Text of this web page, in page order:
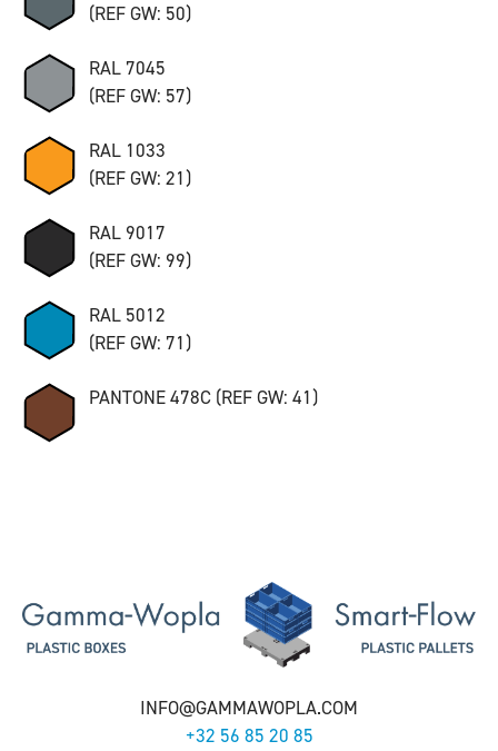
(REF GW: 50)
RAL 7045
(REF GW: 57)
RAL 1033
(REF GW: 21)
RAL 9017
(REF GW: 99)
RAL 5012
(REF GW: 71)
PANTONE 478C (REF GW: 41)
INFO@GAMMAWOPLA.COM
+32 56 85 20 85